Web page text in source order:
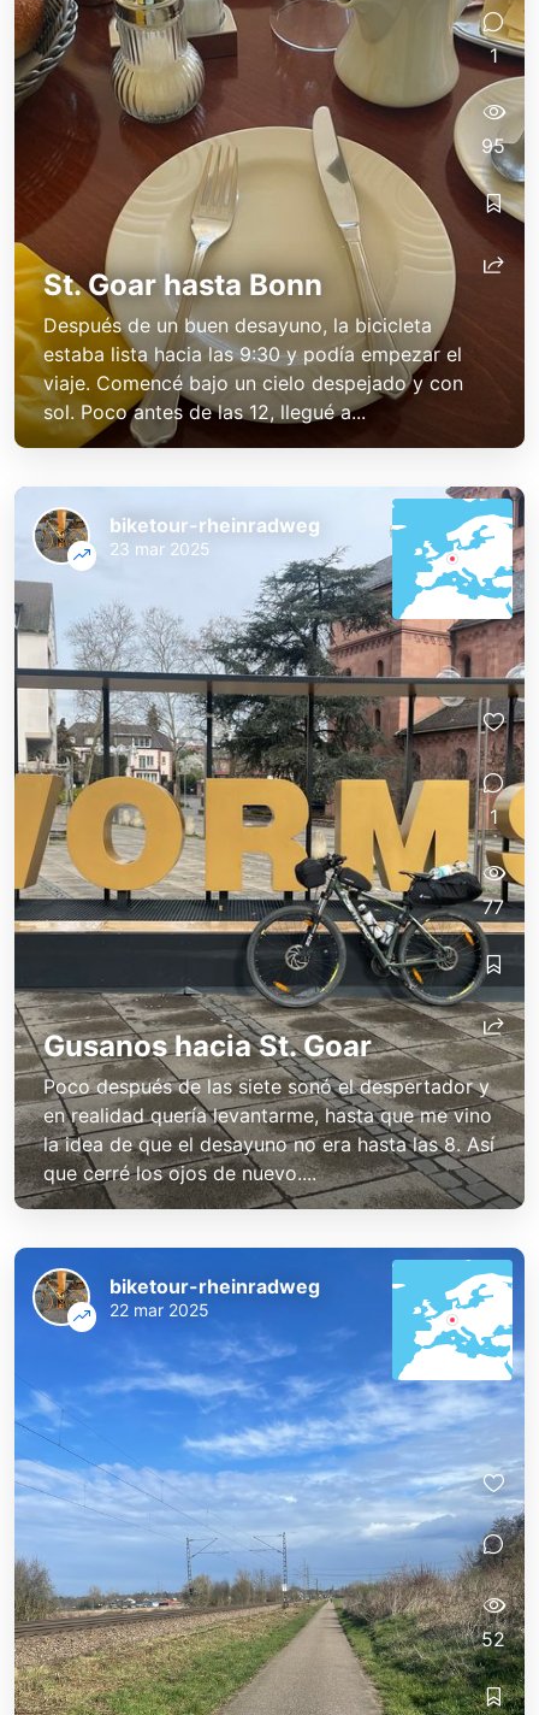
St. Goar hasta Bonn
Después de un buen desayuno, la bicicleta
estaba lista hacia las 9:30 y podía empezar el
viaje. Comencé bajo un cielo despejado y con
sol. Poco antes de las 12, llegué a...
1
95
Gusanos hacia St. Goar
Poco después de las siete sonó el despertador y
en realidad quería levantarme, hasta que me vino
la idea de que el desayuno no era hasta las 8. Así
que cerré los ojos de nuevo....
biketour-rheinradweg
23 mar 2025
1
77
biketour-rheinradweg
22 mar 2025
52